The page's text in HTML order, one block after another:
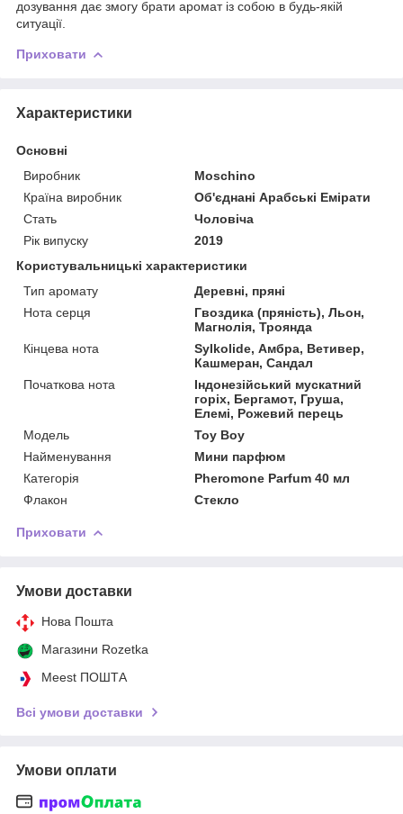
дозування дає змогу брати аромат із собою в будь-якій
ситуації.
Приховати
Характеристики
Основні
Виробник
Moschino
Країна виробник
Об'єднані Арабські Емірати
Стать
Чоловіча
Рік випуску
2019
Користувальницькі характеристики
Тип аромату
Деревні, пряні
Нота серця
Гвоздика (пряність), Льон,
Магнолія, Троянда
Кінцева нота
Sylkolide, Амбра, Ветивер,
Кашмеран, Сандал
Початкова нота
Індонезійський мускатний
горіх, Бергамот, Груша,
Елемі, Рожевий перець
Мoдель
Toy Boy
Найменування
Мини парфюм
Категорія
Pheromone Parfum 40 мл
Флакон
Стекло
Приховати
Умови доставки
Нова Пошта
Магазини Rozetka
Meest ПОШТА
Всі умови доставки
Умови оплати